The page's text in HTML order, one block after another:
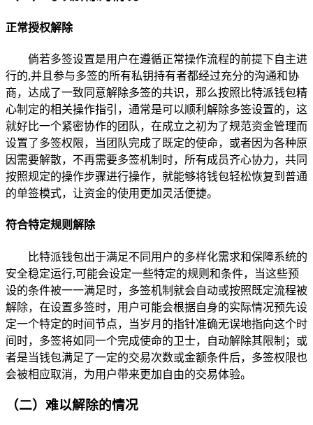
正常授权解除
倘若多签设置是用户在遵循正常操作流程的前提下自主进
行的,并且参与多签的所有私钥持有者都经过充分的沟通和协
商，达成了一致同意解除多签的共识，那么按照比特派钱包精
心制定的相关操作指引，通常是可以顺利解除多签设置的，这
就好比一个紧密协作的团队，在成立之初为了规范资金管理而
设置了多签权限，当团队完成了既定的使命，或者因为各种原
因需要解散，不再需要多签机制时，所有成员齐心协力，共同
按照规定的操作步骤进行操作，就能够将钱包轻松恢复到普通
的单签模式，让资金的使用更加灵活便捷。
符合特定规则解除
比特派钱包出于满足不同用户的多样化需求和保障系统的
安全稳定运行,可能会设定一些特定的规则和条件，当这些预
设的条件被一一满足时，多签机制就会自动或按照既定流程被
解除，在设置多签时，用户可能会根据自身的实际情况预先设
定一个特定的时间节点，当岁月的指针准确无误地指向这个时
间时，多签将如同一个完成使命的卫士，自动解除其限制；或
者是当钱包满足了一定的交易次数或金额条件后，多签权限也
会被相应取消，为用户带来更加自由的交易体验。
（二）难以解除的情况